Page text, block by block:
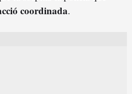
coordinada.